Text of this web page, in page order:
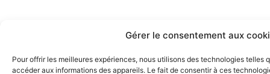
Gérer le consentement aux
Pour offrir les meilleures expériences, nous utilisons des technologies telles
accéder aux informations des appareils. Le fait de consentir à ces